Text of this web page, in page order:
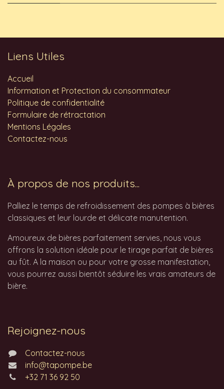
Liens Utiles
Accueil
Information et Protection du consommateur
Politique de confidentialité
Formulaire de rétractation
Mentions Légales
Contactez-nous
À propos de nos produits...
Palliez le temps de refroidissement des pompes à bières
classiques et leur lourde et délicate manutention.
Amoureux de bières parfaitement servies, nous vous
offrons la solution idéale pour le tirage parfait de bières
au fût. A la maison ou pour votre grosse manifestation,
vous pourrez aussi bientôt séduire les vrais amateurs de
bière.
Rejoignez-nous
Contactez-nous
info@tapompe.be
+32 71 36 92 50